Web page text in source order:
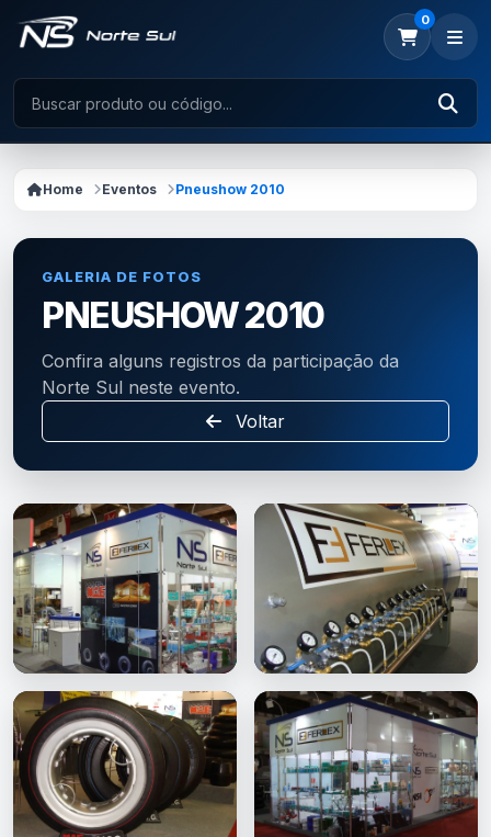
0
Home Eventos Pneushow 2010
GALERIA DE FOTOS
PNEUSHOW 2010
Confira alguns registros da participação da
Norte Sul neste evento.
Voltar